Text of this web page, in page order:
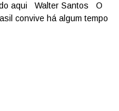
expõe
mais
aqui Walter Santos O
convive há algum tempo